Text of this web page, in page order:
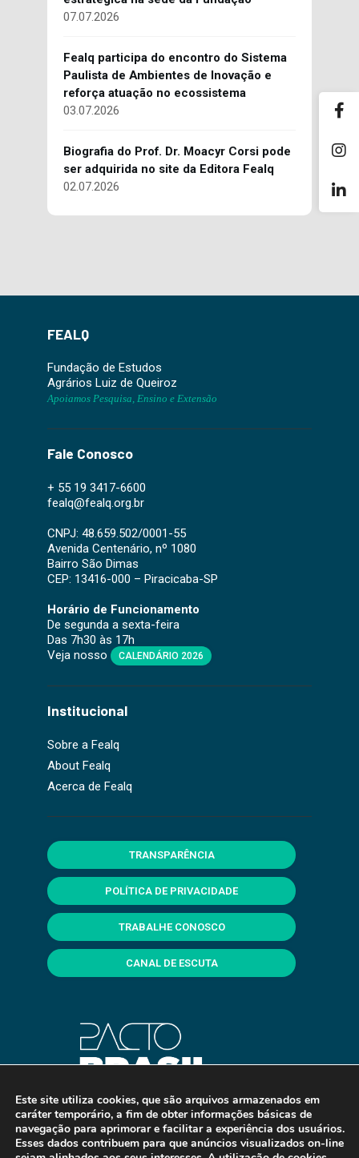
07.07.2026
Fealq participa do encontro do Sistema
Paulista de Ambientes de Inovação e
reforça atuação no ecossistema
03.07.2026
Biografia do Prof. Dr. Moacyr Corsi pode
ser adquirida no site da Editora Fealq
02.07.2026
FEALQ
Fundação de Estudos
Agrários Luiz de Queiroz
Apoiamos Pesquisa, Ensino e Extensão
Fale Conosco
+ 55 19 3417-6600
fealq@fealq.org.br
CNPJ: 48.659.502/0001-55
Avenida Centenário, nº 1080
Bairro São Dimas
CEP: 13416-000 – Piracicaba-SP
Horário de Funcionamento
De segunda a sexta-feira
Das 7h30 às 17h
Veja nosso
CALENDÁRIO 2026
Institucional
Sobre a Fealq
About Fealq
Acerca de Fealq
TRANSPARÊNCIA
POLÍTICA DE PRIVACIDADE
TRABALHE CONOSCO
CANAL DE ESCUTA
Este site utiliza cookies, que são arquivos armazenados em
caráter temporário, a fim de obter informações básicas de
navegação para aprimorar e facilitar a experiência dos usuários.
Esses dados contribuem para que anúncios visualizados on-line